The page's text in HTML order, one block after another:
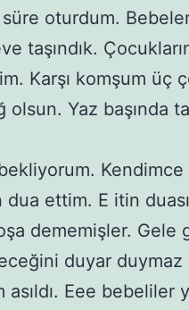
süre oturdum.
taşındık.
Karşı komşum üç
Yaz başında
Kendimce
ettim. E itin
dememişler. Gele
duyar duymaz
asıldı. Eee bebeliler